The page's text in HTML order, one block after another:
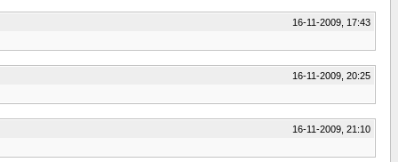
16-11-2009, 17:43
16-11-2009, 20:25
16-11-2009, 21:10